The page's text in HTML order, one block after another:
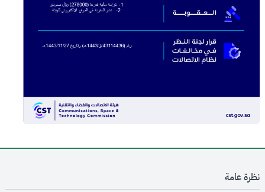
نظرة عامة